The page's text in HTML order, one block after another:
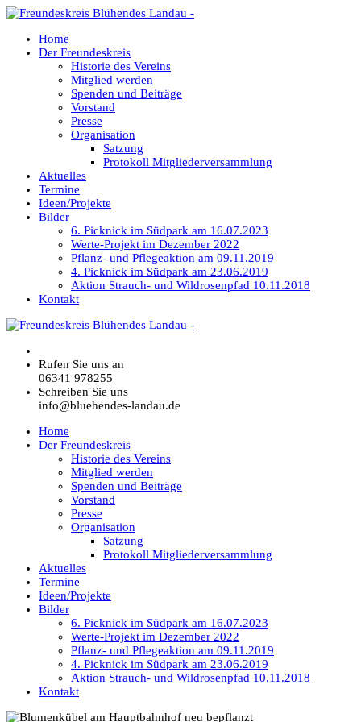
Home
Der Freundeskreis
Historie des Vereins
Mitglied werden
Spenden und Beiträge
Vorstand
Presse
Organisation
Satzung
Protokoll Mitgliederversammlung
Aktuelles
Termine
Ideen/Projekte
Bilder
6. Picknick im Südpark am 16.07.2023
Werte-Projekt im Dezember 2022
Pflanz- und Pflegeaktion am 09.11.2019
4. Picknick im Südpark am 23.06.2019
Aktion Strauch- und Wildrosenpfad 10.11.2018
Kontakt
Rufen Sie uns an
06341 978255
Schreiben Sie uns
info@bluehendes-landau.de
Home
Der Freundeskreis
Historie des Vereins
Mitglied werden
Spenden und Beiträge
Vorstand
Presse
Organisation
Satzung
Protokoll Mitgliederversammlung
Aktuelles
Termine
Ideen/Projekte
Bilder
6. Picknick im Südpark am 16.07.2023
Werte-Projekt im Dezember 2022
Pflanz- und Pflegeaktion am 09.11.2019
4. Picknick im Südpark am 23.06.2019
Aktion Strauch- und Wildrosenpfad 10.11.2018
Kontakt